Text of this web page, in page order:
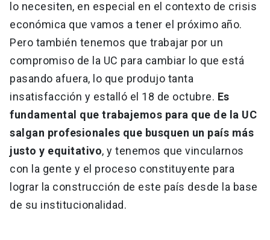
lo necesiten, en especial en el contexto de crisis
económica que vamos a tener el próximo año.
Pero también tenemos que trabajar por un
compromiso de la UC para cambiar lo que está
pasando afuera, lo que produjo tanta
insatisfacción y estalló el 18 de octubre. Es
fundamental que trabajemos para que de la UC
salgan profesionales que busquen un país más
justo y equitativo, y tenemos que vincularnos
con la gente y el proceso constituyente para
lograr la construcción de este país desde la base
de su institucionalidad.